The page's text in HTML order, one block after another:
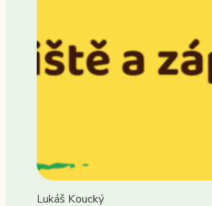
Lukáš Koucký